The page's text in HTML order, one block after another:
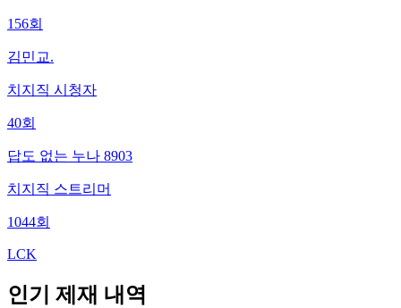
156회
김민교.
치지직 시청자
40회
답도 없는 누나 8903
치지직 스트리머
1044회
LCK
인기 제재 내역